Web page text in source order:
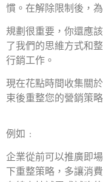
慣。在解除限制後，
規劃很重要，你還應
了我們的思維方式和
行銷工作。
現在花點時間收集關
束後重整您的營銷策
例如﹕
企業從前可以推廣即
下重整策略，多讓消